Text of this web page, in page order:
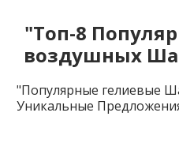
"Топ-8
воздушных
"Популярные гелиевые
Уникальные